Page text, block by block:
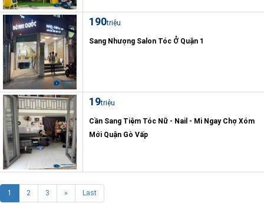
190triệu
Sang Nhượng Salon Tóc Ở Quận 1
19triệu
Cần Sang Tiệm Tóc Nữ - Nail - Mi Ngay Chợ Xóm
Mới Quận Gò Vấp
1 2 3 » Last